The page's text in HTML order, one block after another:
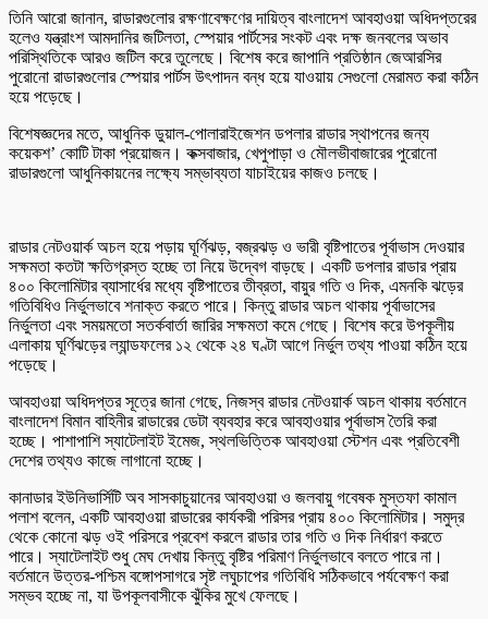
তিনি আরো জানান, রাডারগুলোর রক্ষণাবেক্ষণের দায়িত্ব বাংলাদেশ আবহাওয়া অধিদপ্তরের
হলেও যন্ত্রাংশ আমদানির জটিলতা, স্পেয়ার পার্টসের সংকট এবং দক্ষ জনবলের অভাব
পরিস্থিতিকে আরও জটিল করে তুলেছে। বিশেষ করে জাপানি প্রতিষ্ঠান জেআরসির
পুরোনো রাডারগুলোর স্পেয়ার পার্টস উৎপাদন বন্ধ হয়ে যাওয়ায় সেগুলো মেরামত করা কঠিন
হয়ে পড়েছে।
বিশেষজ্ঞদের মতে, আধুনিক ডুয়াল-পোলারাইজেশন ডপলার রাডার স্থাপনের জন্য
কয়েকশ’ কোটি টাকা প্রয়োজন। কক্সবাজার, খেপুপাড়া ও মৌলভীবাজারের পুরোনো
রাডারগুলো আধুনিকায়নের লক্ষ্যে সম্ভাব্যতা যাচাইয়ের কাজও চলছে।
রাডার নেটওয়ার্ক অচল হয়ে পড়ায় ঘূর্ণিঝড়, বজ্রঝড় ও ভারী বৃষ্টিপাতের পূর্বাভাস দেওয়ার
সক্ষমতা কতটা ক্ষতিগ্রস্ত হচ্ছে তা নিয়ে উদ্বেগ বাড়ছে। একটি ডপলার রাডার প্রায়
৪০০ কিলোমিটার ব্যাসার্ধের মধ্যে বৃষ্টিপাতের তীব্রতা, বায়ুর গতি ও দিক, এমনকি ঝড়ের
গতিবিধিও নির্ভুলভাবে শনাক্ত করতে পারে। কিন্তু রাডার অচল থাকায় পূর্বাভাসের
নির্ভুলতা এবং সময়মতো সতর্কবার্তা জারির সক্ষমতা কমে গেছে। বিশেষ করে উপকূলীয়
এলাকায় ঘূর্ণিঝড়ের ল্যান্ডফলের ১২ থেকে ২৪ ঘণ্টা আগে নির্ভুল তথ্য পাওয়া কঠিন হয়ে
পড়েছে।
আবহাওয়া অধিদপ্তর সূত্রে জানা গেছে, নিজস্ব রাডার নেটওয়ার্ক অচল থাকায় বর্তমানে
বাংলাদেশ বিমান বাহিনীর রাডারের ডেটা ব্যবহার করে আবহাওয়ার পূর্বাভাস তৈরি করা
হচ্ছে। পাশাপাশি স্যাটেলাইট ইমেজ, স্থলভিত্তিক আবহাওয়া স্টেশন এবং প্রতিবেশী
দেশের তথ্যও কাজে লাগানো হচ্ছে।
কানাডার ইউনিভার্সিটি অব সাসকাচুয়ানের আবহাওয়া ও জলবায়ু গবেষক মুস্তফা কামাল
পলাশ বলেন, একটি আবহাওয়া রাডারের কার্যকরী পরিসর প্রায় ৪০০ কিলোমিটার। সমুদ্র
থেকে কোনো ঝড় ওই পরিসরে প্রবেশ করলে রাডার তার গতি ও দিক নির্ধারণ করতে
পারে। স্যাটেলাইট শুধু মেঘ দেখায় কিন্তু বৃষ্টির পরিমাণ নির্ভুলভাবে বলতে পারে না।
বর্তমানে উত্তর-পশ্চিম বঙ্গোপসাগরে সৃষ্ট লঘুচাপের গতিবিধি সঠিকভাবে পর্যবেক্ষণ করা
সম্ভব হচ্ছে না, যা উপকূলবাসীকে ঝুঁকির মুখে ফেলছে।